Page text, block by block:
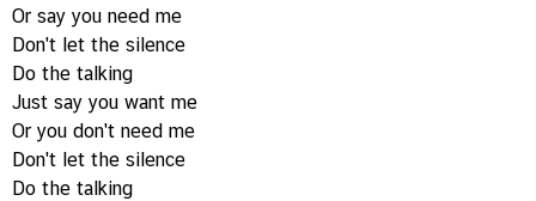
Or say you need me
Don't let the silence
Do the talking
Just say you want me
Or you don't need me
Don't let the silence
Do the talking